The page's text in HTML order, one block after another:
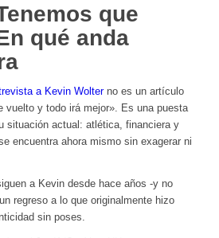
que
qué anda
a Kevin Wolterno es un artículo
vuelto y todo irá mejor». Es una puesta
situación actual: atlética, financiera y
encuentra ahora mismo sin exagerar ni
a Kevin desde hace años -y no
regreso a lo que originalmente hizo
sin poses.